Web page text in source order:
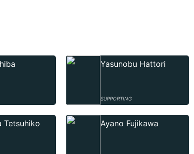
Yasunobu Hattori
SUPPORTING
Tetsuhiko Ayano Fujikawa